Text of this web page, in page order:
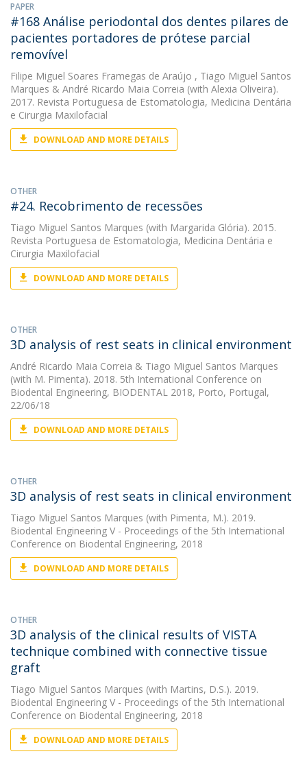
PAPER
#168 Análise periodontal dos dentes pilares de
pacientes portadores de prótese parcial
removível
Filipe Miguel Soares Framegas de Araújo , Tiago Miguel Santos
Marques & André Ricardo Maia Correia (with Alexia Oliveira).
2017. Revista Portuguesa de Estomatologia, Medicina Dentária
e Cirurgia Maxilofacial
DOWNLOAD AND MORE DETAILS
OTHER
#24. Recobrimento de recessões
Tiago Miguel Santos Marques (with Margarida Glória). 2015.
Revista Portuguesa de Estomatologia, Medicina Dentária e
Cirurgia Maxilofacial
DOWNLOAD AND MORE DETAILS
OTHER
3D analysis of rest seats in clinical environment
André Ricardo Maia Correia & Tiago Miguel Santos Marques
(with M. Pimenta). 2018. 5th International Conference on
Biodental Engineering, BIODENTAL 2018, Porto, Portugal,
22/06/18
DOWNLOAD AND MORE DETAILS
OTHER
3D analysis of rest seats in clinical environment
Tiago Miguel Santos Marques (with Pimenta, M.). 2019.
Biodental Engineering V - Proceedings of the 5th International
Conference on Biodental Engineering, 2018
DOWNLOAD AND MORE DETAILS
OTHER
3D analysis of the clinical results of VISTA
technique combined with connective tissue
graft
Tiago Miguel Santos Marques (with Martins, D.S.). 2019.
Biodental Engineering V - Proceedings of the 5th International
Conference on Biodental Engineering, 2018
DOWNLOAD AND MORE DETAILS